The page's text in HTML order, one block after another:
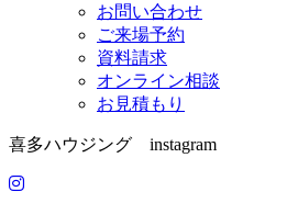
お問い合わせ
ご来場予約
資料請求
オンライン相談
お見積もり
喜多ハウジング instagram